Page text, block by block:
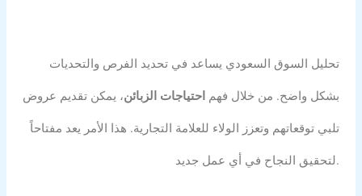
تحليل السوق السعودي يساعد في تحديد الفرص والتحديات
بشكل واضح. من خلال فهم احتياجات الزبائن، يمكن تقديم عروض
تلبي توقعاتهم وتعزز الولاء للعلامة التجارية. هذا الأمر يعد مفتاحاً
لتحقيق النجاح في أي عمل جديد.